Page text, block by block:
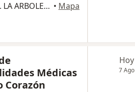
AV. FÁTIMA CUADRA 9, URB. LA ARBOLEDA MZ K LOTE 03, Trujillo • Mapa
Médicas
Corazón
Hoy
7 Ago